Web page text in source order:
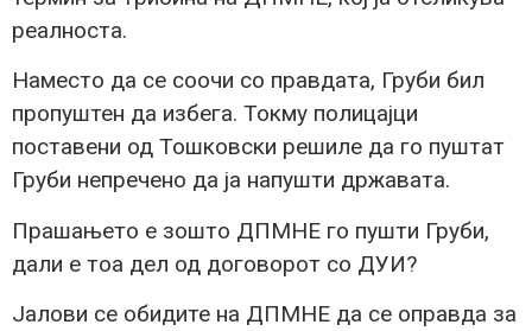
реалноста.
Наместо да се соочи со правдата, Груби бил
пропуштен да избега. Токму полицајци
поставени од Тошковски решиле да го пуштат
Груби непречено да ја напушти државата.
Прашањето е зошто ДПМНЕ го пушти Груби,
дали е тоа дел од договорот со ДУИ?
Јалови се обидите на ДПМНЕ да се оправда за